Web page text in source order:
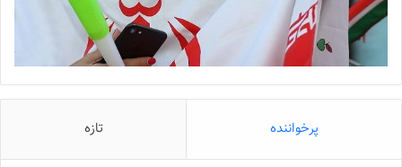
پرخواننده تازه